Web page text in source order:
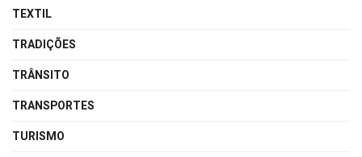
TEXTIL
TRADIÇÕES
TRÂNSITO
TRANSPORTES
TURISMO